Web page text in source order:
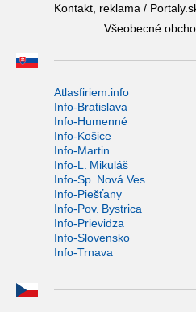
Kontakt, reklama /
Všeobecné
Atlasfiriem.info
Info-Bratislava
Info-Humenné
Info-Košice
Info-Martin
Info-L. Mikuláš
Info-Sp. Nová Ves
Info-Piešťany
Info-Pov. Bystrica
Info-Prievidza
Info-Slovensko
Info-Trnava